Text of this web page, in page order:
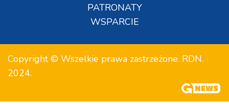
PATRONATY
WSPARCIE
Copyright © Wszelkie prawa zastrzeżone. RDN.
2024.